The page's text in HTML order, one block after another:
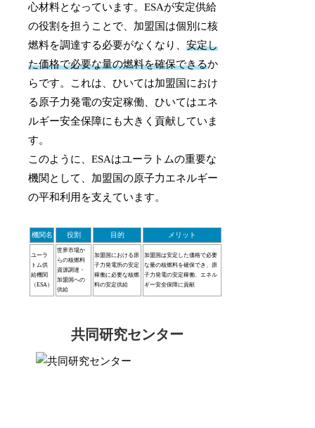
心材料となっています。ESAが安定供給
の役割を担うことで、加盟国は個別に核
燃料を調達する必要がなくなり、安定し
た価格で必要な量の燃料を確保できるか
らです。これは、ひいては加盟国におけ
る原子力発電の安定稼働、ひいてはエネ
ルギー安全保障にも大きく貢献していま
す。
このように、ESAはユーラトムの重要な
機関として、加盟国の原子力エネルギー
の平和利用を支えています。
機関名 役割 目的 メリット
ユーラ
トム供
給機関
（ESA）
世界市場か
らの核燃料
資源調達・
加盟国への
供給
加盟国における原
子力発電所の安定
稼働に必要な核燃
料の安定供給
加盟国は安定した価格で必要
な量の核燃料を確保でき、原
子力発電の安定稼働、エネル
ギー安全保障に貢献
共同研究センター